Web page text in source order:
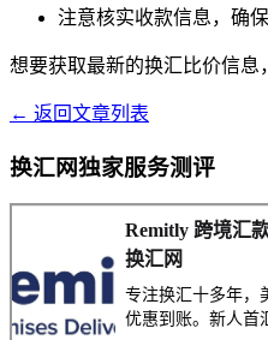
注意核实收款信息，确
想要获取最新的换汇比价信息
← 返回文章列表
换汇网独家服务测评